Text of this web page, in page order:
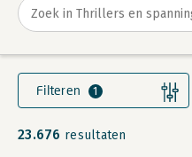
Filteren 1
23.676 resultaten